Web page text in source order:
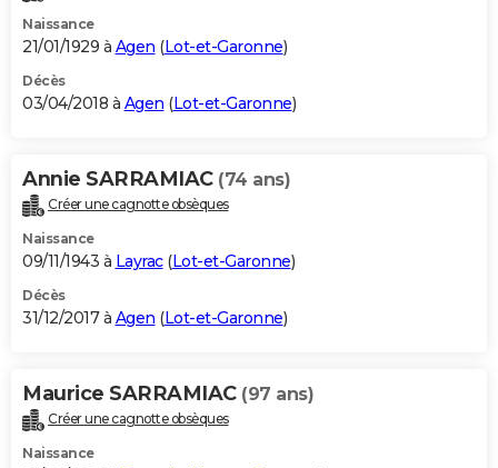
Naissance
21/01/1929 à Agen (Lot-et-Garonne)
Décès
03/04/2018 à Agen (Lot-et-Garonne)
Annie SARRAMIAC (74 ans)
Créer une cagnotte obsèques
Naissance
09/11/1943 à Layrac(Lot-et-Garonne)
Décès
31/12/2017 à Agen (Lot-et-Garonne)
Maurice SARRAMIAC (97 ans)
Créer une cagnotte obsèques
Naissance